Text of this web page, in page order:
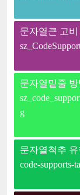
문자열큰 고비
문자열밑줄 방
g
문자열척추 유
code-supports-